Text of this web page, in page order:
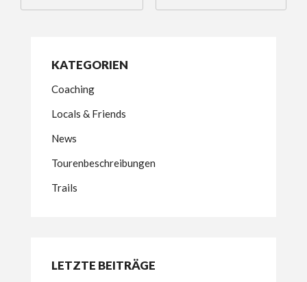
KATEGORIEN
Coaching
Locals & Friends
News
Tourenbeschreibungen
Trails
LETZTE BEITRÄGE